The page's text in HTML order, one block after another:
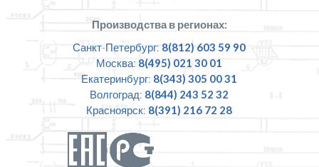
Производства в регионах:
Санкт-Петербург: 8(812) 603 59 90
Москва: 8(495) 021 30 01
Екатеринбург: 8(343) 305 00 31
Волгоград: 8(844) 243 52 32
Красноярск: 8(391) 216 72 28